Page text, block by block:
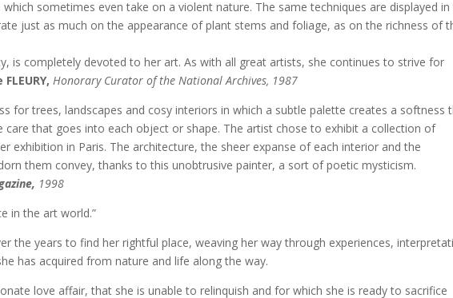
sometimes even take on a violent nature. The same techniques are displayed
just as much on the appearance of plant stems and foliage, as on the richness of
is completely devoted to her art. As with all great artists, she continues to strive for
Honorary Curator of the National Archives, 1987
for trees, landscapes and cosy interiors in which a subtle palette creates a softness
care that goes into each object or shape. The artist chose to exhibit a collection of
exhibition in Paris. The architecture, the sheer expanse of each interior and the
them convey, thanks to this unobtrusive painter, a sort of poetic mysticism.
1998
in the art world.”
the years to find her rightful place, weaving her way through experiences,
has acquired from nature and life along the way.
love affair, that she is unable to relinquish and for which she is ready to sacrifice